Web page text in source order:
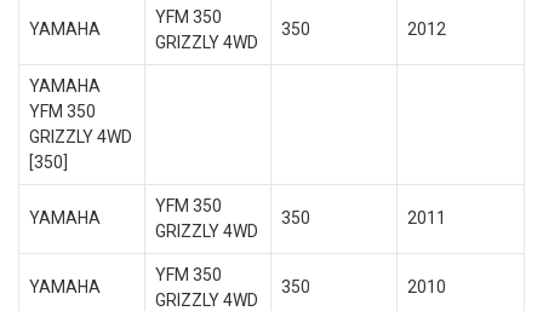
YAMAHA
YFM 350
GRIZZLY 4WD
350 2012
YAMAHA
YFM 350
GRIZZLY 4WD
[350]
YAMAHA
YFM 350
GRIZZLY 4WD
350 2011
YAMAHA
YFM 350
GRIZZLY 4WD
350 2010